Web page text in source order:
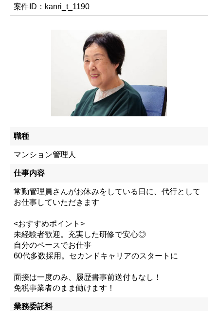
案件ID：kanri_t_1190
職種
マンション管理人
仕事内容
常勤管理員さんがお休みをしている日に、代行として
お仕事していただきます
<おすすめポイント>
未経験者歓迎。充実した研修で安心◎
自分のペースでお仕事
60代多数採用。セカンドキャリアのスタートに
面接は一度のみ、履歴書事前送付もなし！
免税事業者のまま働けます！
業務委託料